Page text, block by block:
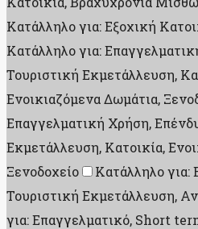
Κατάλληλο για: Εξοχική
Κατάλληλο για:
Τουριστική Εκμετάλλευση,
Ενοικιαζόμενα Δωμάτια,
Επαγγελματική Χρήση,
Εκμετάλλευση, Κατοικία,
Ξενοδοχείο
Κατάλληλο για:
Τουριστική Εκμετάλλευση,
για: Επαγγελματικό, Short